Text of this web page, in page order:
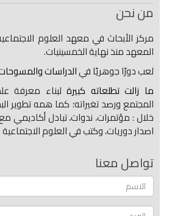
من نحن
مركز الأبحاث في معهد العلوم
المعهد منذ نهاية الخمسينيات.
لعب دورًا جوهريًا فيالدراسات
ما زالت تطلعاته كبيرة لبناء معرفة
المجتمع ورصد تغيراته؛ كما همه تطوير
خلال : مؤتمرات، ندوات، تبادل أكاديمي
اصدار دوريات، وكتب في العلوم الاجتماعية
تواصل معنا